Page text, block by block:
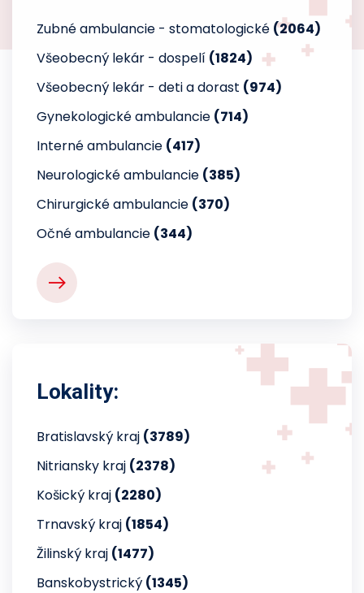
Zubné ambulancie - stomatologické (2064)
Všeobecný lekár - dospelí (1824)
Všeobecný lekár - deti a dorast (974)
Gynekologické ambulancie (714)
Interné ambulancie (417)
Neurologické ambulancie (385)
Chirurgické ambulancie (370)
Očné ambulancie (344)
Lokality:
Bratislavský kraj (3789)
Nitriansky kraj (2378)
Košický kraj (2280)
Trnavský kraj (1854)
Žilinský kraj (1477)
Banskobystrický (1345)